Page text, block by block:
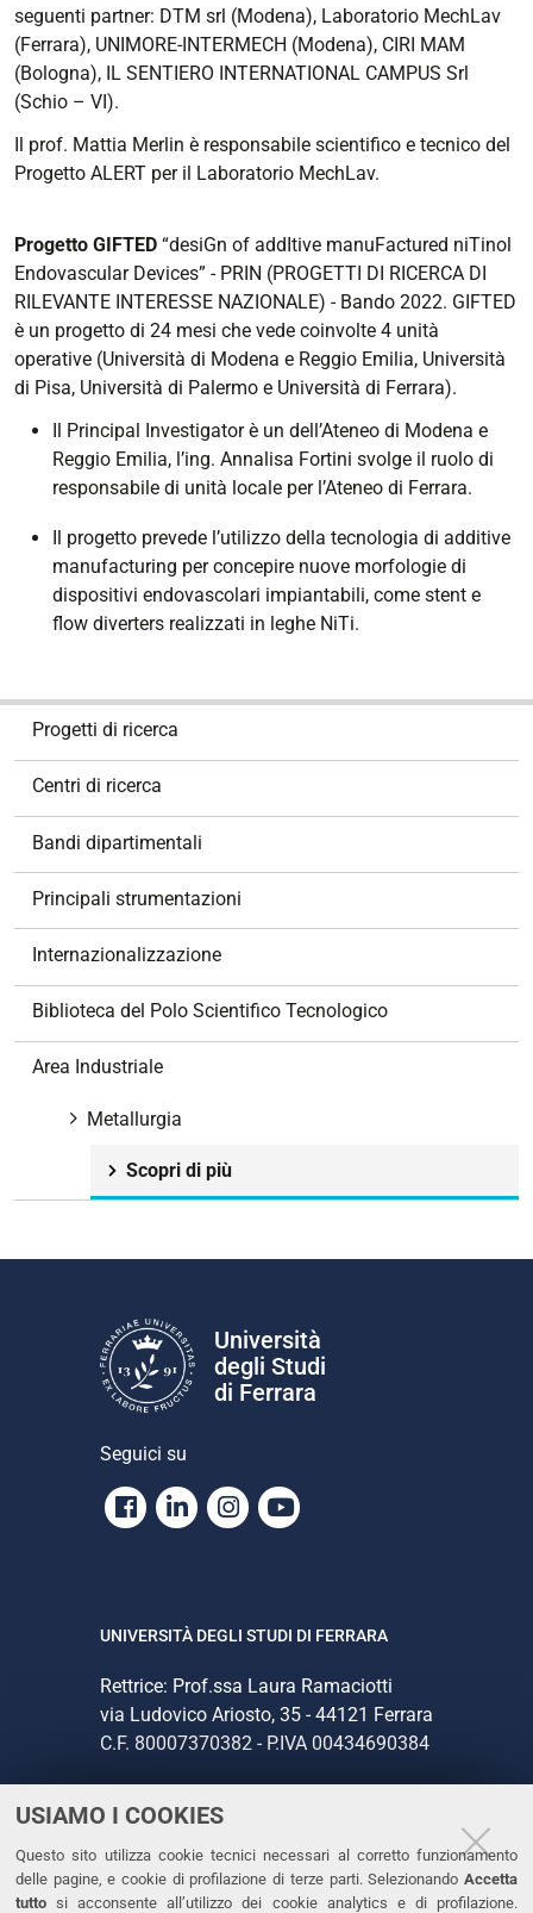
USIAMO I COOKIES
Questo sito utilizza cookie tecnici necessari al corretto funzionamento
delle pagine, e cookie di profilazione di terze parti. Selezionando Accetta
tutto si acconsente all’utilizzo dei cookie analytics e di profilazione.
seguenti partner: DTM srl (Modena), Laboratorio MechLav
(Ferrara), UNIMORE-INTERMECH (Modena), CIRI MAM
(Bologna), IL SENTIERO INTERNATIONAL CAMPUS Srl
(Schio – VI).
Il prof. Mattia Merlin è responsabile scientifico e tecnico del
Progetto ALERT per il Laboratorio MechLav.
Progetto GIFTED “desiGn of addItive manuFactured niTinol
Endovascular Devices” - PRIN (PROGETTI DI RICERCA DI
RILEVANTE INTERESSE NAZIONALE) - Bando 2022. GIFTED
è un progetto di 24 mesi che vede coinvolte 4 unità
operative (Università di Modena e Reggio Emilia, Università
di Pisa, Università di Palermo e Università di Ferrara).
Il Principal Investigator è un dell’Ateneo di Modena e
Reggio Emilia, l’ing. Annalisa Fortini svolge il ruolo di
responsabile di unità locale per l’Ateneo di Ferrara.
Il progetto prevede l’utilizzo della tecnologia di additive
manufacturing per concepire nuove morfologie di
dispositivi endovascolari impiantabili, come stent e
flow diverters realizzati in leghe NiTi.
Progetti di ricerca
Centri di ricerca
Bandi dipartimentali
Principali strumentazioni
Internazionalizzazione
Biblioteca del Polo Scientifico Tecnologico
Area Industriale
Metallurgia
Scopri di più
Università
degli Studi
di Ferrara
Seguici su
Facebook
LinkedinInstagram
Youtube
UNIVERSITÀ DEGLI STUDI DI FERRARA
Rettrice: Prof.ssa Laura Ramaciotti
via Ludovico Ariosto, 35 - 44121 Ferrara
C.F. 80007370382 - P.IVA 00434690384
CONTATTI
Tel. +39 0532 293111
Fax. +39 0532 293031